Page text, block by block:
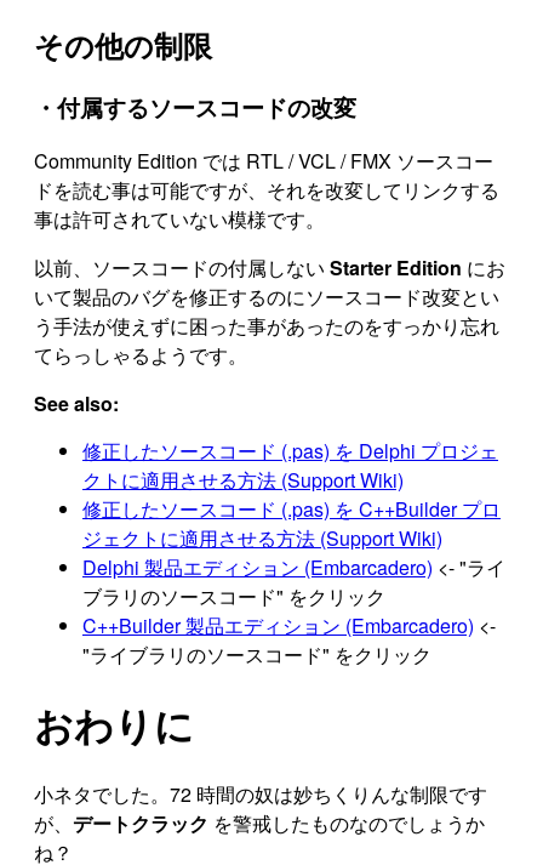
その他の制限
・付属するソースコードの改変
Community Edition では RTL / VCL / FMX ソースコー
ドを読む事は可能ですが、それを改変してリンクする
事は許可されていない模様です。
以前、ソースコードの付属しない Starter Edition にお
いて製品のバグを修正するのにソースコード改変とい
う手法が使えずに困った事があったのをすっかり忘れ
てらっしゃるようです。
See also:
修正したソースコード (.pas) を Delphi プロジェ
クトに適用させる方法 (Support Wiki)
修正したソースコード (.pas) を C++Builder プロ
ジェクトに適用させる方法 (Support Wiki)
Delphi 製品エディション (Embarcadero) <- "ライ
ブラリのソースコード" をクリック
C++Builder 製品エディション (Embarcadero) <-
"ライブラリのソースコード" をクリック
おわりに
小ネタでした。72 時間の奴は妙ちくりんな制限です
が、 デートクラック を警戒したものなのでしょうか
ね？